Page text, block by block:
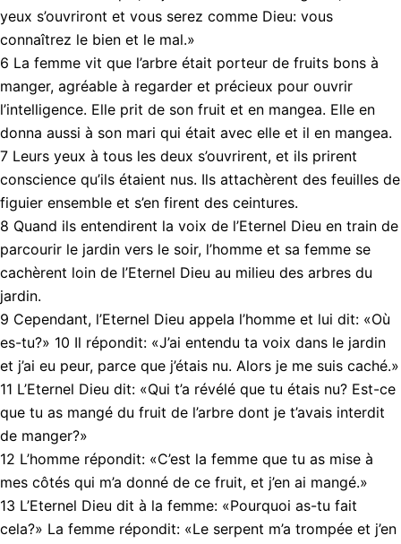
yeux s’ouvriront et vous serez comme Dieu: vous
connaîtrez le bien et le mal.»
6 La femme vit que l’arbre était porteur de fruits bons à
manger, agréable à regarder et précieux pour ouvrir
l’intelligence. Elle prit de son fruit et en mangea. Elle en
donna aussi à son mari qui était avec elle et il en mangea.
7 Leurs yeux à tous les deux s’ouvrirent, et ils prirent
conscience qu’ils étaient nus. Ils attachèrent des feuilles de
figuier ensemble et s’en firent des ceintures.
8 Quand ils entendirent la voix de l’Eternel Dieu en train de
parcourir le jardin vers le soir, l’homme et sa femme se
cachèrent loin de l’Eternel Dieu au milieu des arbres du
jardin.
9 Cependant, l’Eternel Dieu appela l’homme et lui dit: «Où
es-tu?» 10 Il répondit: «J’ai entendu ta voix dans le jardin
et j’ai eu peur, parce que j’étais nu. Alors je me suis caché.»
11 L’Eternel Dieu dit: «Qui t’a révélé que tu étais nu? Est-ce
que tu as mangé du fruit de l’arbre dont je t’avais interdit
de manger?»
12 L’homme répondit: «C’est la femme que tu as mise à
mes côtés qui m’a donné de ce fruit, et j’en ai mangé.»
13 L’Eternel Dieu dit à la femme: «Pourquoi as-tu fait
cela?» La femme répondit: «Le serpent m’a trompée et j’en